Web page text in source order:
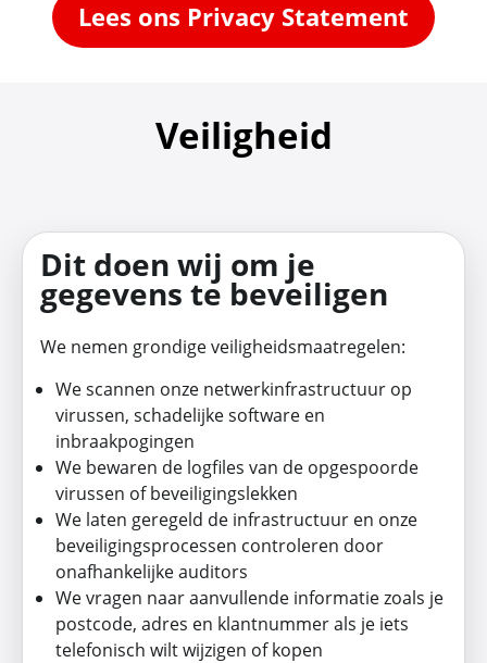
Lees ons Privacy Statement
Veiligheid
Dit doen wij om je
gegevens te beveiligen
We nemen grondige veiligheidsmaatregelen:
We scannen onze netwerkinfrastructuur op
virussen, schadelijke software en
inbraakpogingen
We bewaren de logfiles van de opgespoorde
virussen of beveiligingslekken
We laten geregeld de infrastructuur en onze
beveiligingsprocessen controleren door
onafhankelijke auditors
We vragen naar aanvullende informatie zoals je
postcode, adres en klantnummer als je iets
telefonisch wilt wijzigen of kopen